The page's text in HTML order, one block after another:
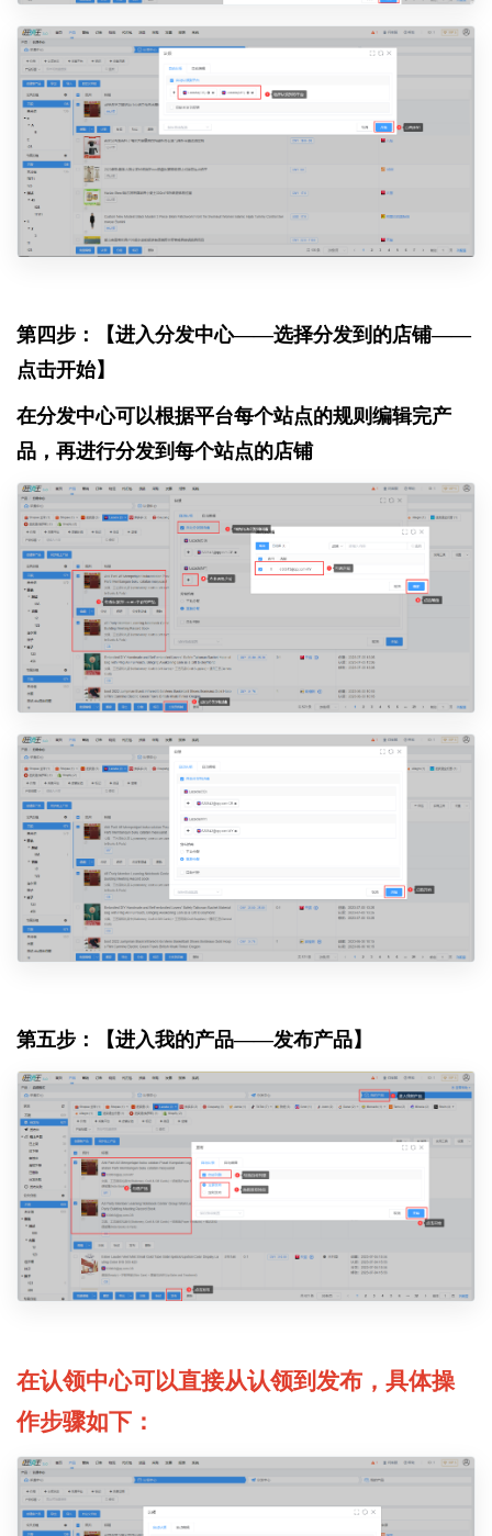
第四步：【进入分发中心——选择分发到的店铺——
点击开始】
在分发中心可以根据平台每个站点的规则编辑完产
品，再进行分发到每个站点的店铺
第五步：【进入我的产品——发布产品】
在认领中心可以直接从认领到发布，具体操
作步骤如下：